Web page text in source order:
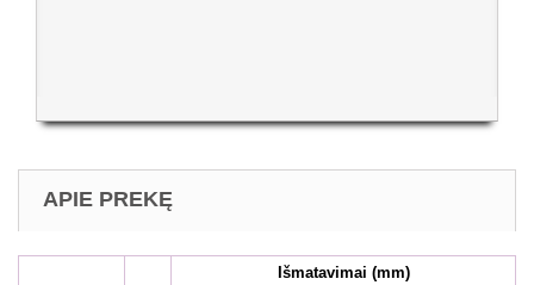
APIE PREKĘ
Išmatavimai (mm)